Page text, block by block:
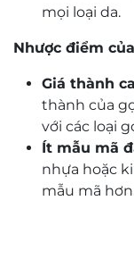
mọi loại da.
Nhược điểm
Giá thành
thành của
với các loại
Ít mẫu mã
nhựa hoặc
mẫu mã